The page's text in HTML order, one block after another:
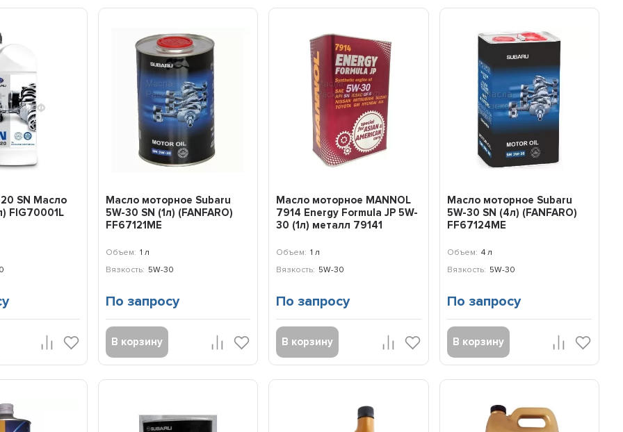
20 SN Масло
FIG70001L
Масло моторное Subaru
5W-30 SN (1л) (FANFARO)
FF67121ME
Объем: 1 л
Вязкость: 5W-30
По запросу
В корзину
Масло моторное MANNOL
7914 Energy Formula JP 5W-
30 (1л) металл 79141
Объем: 1 л
Вязкость: 5W-30
По запросу
В корзину
Масло моторное Subaru
5W-30 SN (4л) (FANFARO)
FF67124ME
Объем: 4 л
Вязкость: 5W-30
По запросу
В корзину